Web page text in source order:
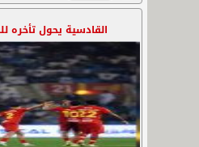
القادسية يحول تأخره